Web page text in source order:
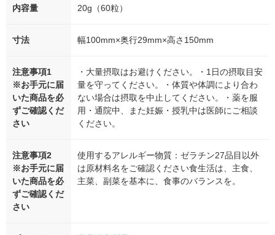
内容量 20g（60粒）
寸法 幅100mm×奥行29mm×高さ150mm
注意事項1
※お手元に届
いた商品を必
ずご確認くだ
さい
・大量摂取はお避けください。・1日の摂取目安
量を守ってください。・体質や体調により合わ
ない場合は摂取を中止してください。・薬を服
用・通院中、また妊娠・授乳中は医師にご相談
ください。
注意事項2
※お手元に届
いた商品を必
ずご確認くだ
さい
使用するアレルギー物質：ゼラチン27品目以外
は原材料名をご確認ください食生活は、主食、
主菜、副菜を基本に、食事のバランスを。